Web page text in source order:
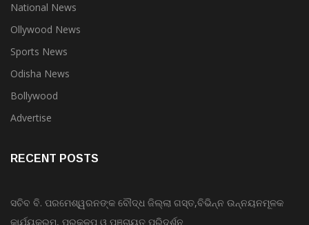
National News
Ollywood News
Sports News
Odisha News
Bollywood
Advertise
RECENT POSTS
ସଚିବ ବି. ପରମେଶ୍ୱରନଙ୍କ ବୌଦ୍ଧ ଜିଲ୍ଲା ଗସ୍ତ,ବିଭିନ୍ନ ଉନ୍ନୟନମୂଳକ
କାର୍ଯ୍ୟକ୍ରମ, ପ୍ରକଳ୍ପ ଓ ପଞ୍ଚାୟତ ପରିଦର୍ଶନ